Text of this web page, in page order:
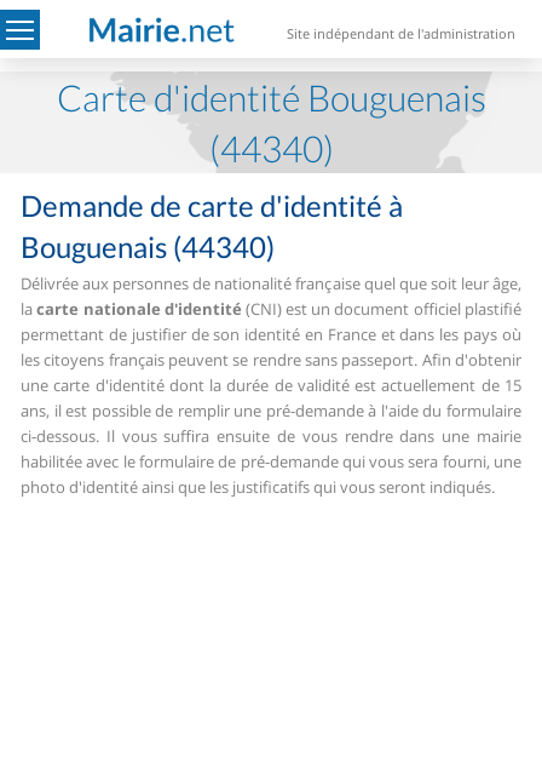
Site indépendant de l'administration
Carte d'identité Bouguenais
(44340)
Demande de carte d'identité à
Bouguenais (44340)
Délivrée aux personnes de nationalité française quel que soit leur âge,
lacarte nationale d'identité (CNI) est un document officiel plastifié
permettant de justifier de son identité en France et dans les pays où
les citoyens français peuvent se rendre sans passeport. Afin d'obtenir
une carte d'identité dont la durée de validité est actuellement de 15
ans, il est possible de remplir une pré-demande à l'aide du formulaire
ci-dessous. Il vous suffira ensuite de vous rendre dans une mairie
habilitée avec le formulaire de pré-demande qui vous sera fourni, une
photo d'identité ainsi que les justificatifs qui vous seront indiqués.